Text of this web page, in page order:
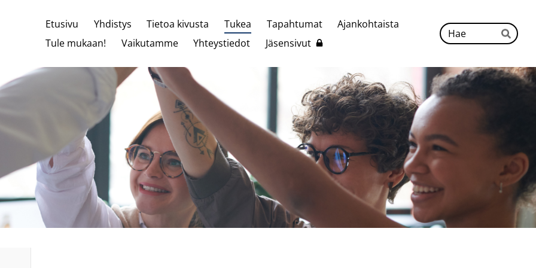
Etusivu Yhdistys Tietoa kivusta Tukea Tapahtumat
Ajankohtaista
Tule mukaan!
Vaikutamme Yhteystiedot Jäsensivut Hae